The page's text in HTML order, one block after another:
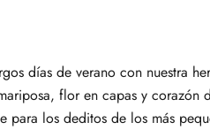
días de verano con nuestra
flor en capas y corazón
para los deditos de los más